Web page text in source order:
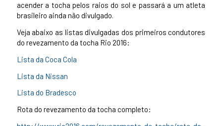
acender a tocha pelos raios do sol e passará a um atleta
brasileiro ainda não divulgado.
Veja abaixo as listas divulgadas dos primeiros condutores
do revezamento da tocha Rio 2016:
Lista da Coca Cola
Lista da Nissan
Lista do Bradesco
Rota do revezamento da tocha completo: